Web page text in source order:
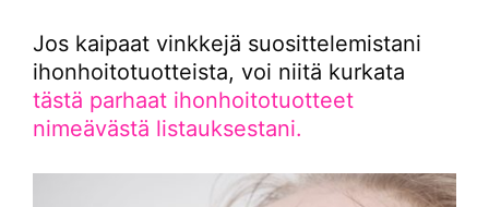
Jos kaipaat vinkkejä suosittelemistani
ihonhoitotuotteista, voi niitä kurkata
tästä parhaat ihonhoitotuotteet
nimeävästä listauksestani.